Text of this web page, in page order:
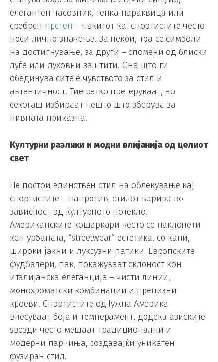
елегантен часовник, тенка нараквица или
сребрен прстен – накитот кај спортистите често
носи лично значење. За некои, тоа се симболи
на достигнување, за други – спомени од блиски
луѓе или духовни заштити. Она што ги
обединува сите е чувството за стил и
автентичност. Тие ретко претеруваат, но
секогаш избираат нешто што зборува за
нивната приказна.
Културни разлики и модни влијанија од целиот
свет
Не постои единствен стил на облекување кај
спортистите – напротив, стилот варира во
зависност од културното потекло.
Американските кошаркари често се наклонети
кон урбаната, “streetwear” естетика, со капи,
широки јакни и луксузни патики. Европските
фудбалери, пак, покажуваат склоност кон
италијанска елеганција – чисти линии,
монохроматски комбинации и прецизни
кроеви. Спортистите од Јужна Америка
внесуваат боја и темперамент, додека азиските
ѕвезди често мешаат традиционални и
модерни парчиња, создавајќи уникатен
фузиран стил.